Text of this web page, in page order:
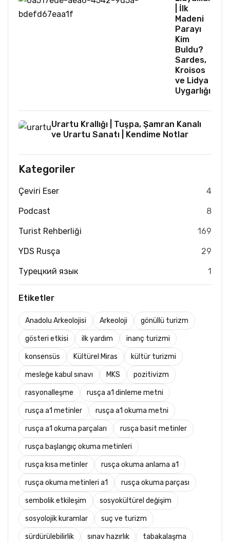
| İlk
Madeni
Parayı
Kim
Buldu?
Sardes,
Kroisos
ve Lidya
Uygarlığı
Urartu Krallığı | Tuşpa, Şamran Kanalı
ve Urartu Sanatı | Kendime Notlar
Kategoriler
Çeviri Eser 4
Podcast 8
Turist Rehberliği 169
YDS Rusça 29
Турецкий язык 1
Etiketler
Anadolu Arkeolojisi Arkeoloji gönüllü turizm
gösteri etkisi ilk yardım inanç turizmi
konsensüs Kültürel Miras kültür turizmi
mesleğe kabul sınavı MKS pozitivizm
rasyonalleşme rusça a1 dinleme metni
rusça a1 metinler rusça a1 okuma metni
rusça a1 okuma parçaları rusça basit metinler
rusça başlangıç okuma metinleri
rusça kısa metinler rusça okuma anlama a1
rusça okuma metinleri a1 rusça okuma parçası
sembolik etkileşim sosyokültürel değişim
sosyolojik kuramlar suç ve turizm
sürdürülebilirlik sınav hazırlık tabakalaşma